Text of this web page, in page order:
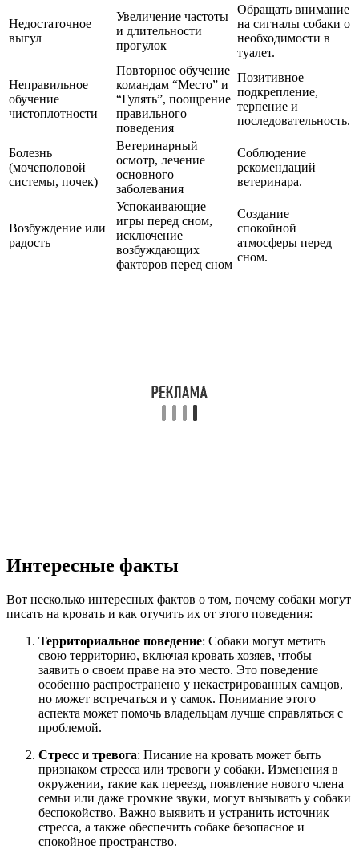
Недостаточное
выгул
Увеличение частоты
и длительности
прогулок
Обращать внимание
на сигналы собаки о
необходимости в
туалет.
Неправильное
обучение
чистоплотности
Повторное обучение
командам “Место” и
“Гулять”, поощрение
правильного
поведения
Позитивное
подкрепление,
терпение и
последовательность.
Болезнь
(мочеполовой
системы, почек)
Ветеринарный
осмотр, лечение
основного
заболевания
Соблюдение
рекомендаций
ветеринара.
Возбуждение или
радость
Успокаивающие
игры перед сном,
исключение
возбуждающих
факторов перед сном
Создание
спокойной
атмосферы перед
сном.
Интересные факты
Вот несколько интересных фактов о том, почему собаки могут
писать на кровать и как отучить их от этого поведения:
Территориальное поведение: Собаки могут метить
свою территорию, включая кровать хозяев, чтобы
заявить о своем праве на это место. Это поведение
особенно распространено у некастрированных самцов,
но может встречаться и у самок. Понимание этого
аспекта может помочь владельцам лучше справляться с
проблемой.
Стресс и тревога: Писание на кровать может быть
признаком стресса или тревоги у собаки. Изменения в
окружении, такие как переезд, появление нового члена
семьи или даже громкие звуки, могут вызывать у собаки
беспокойство. Важно выявить и устранить источник
стресса, а также обеспечить собаке безопасное и
спокойное пространство.